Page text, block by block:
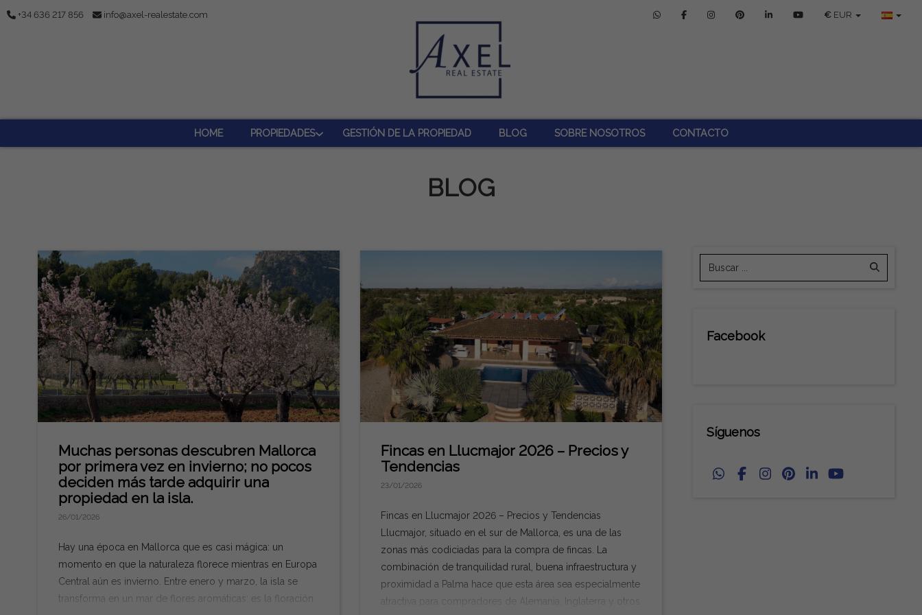
+34 636 217 856 info@axel-realestate.com € EUR
HOME PROPIEDADES GESTIÓN DE LA PROPIEDAD BLOG SOBRE NOSOTROS CONTACTO
BLOG
Muchas personas descubren Mallorca
por primera vez en invierno; no pocos
deciden más tarde adquirir una
propiedad en la isla.
26/01/2026
Hay una época en Mallorca que es casi mágica: un
momento en que la naturaleza florece mientras en Europa
Central aún es invierno. Entre enero y marzo, la isla se
transforma en un mar de flores aromáticas: es la floración
Fincas en Llucmajor 2026 – Precios y
Tendencias
23/01/2026
Fincas en Llucmajor 2026 – Precios y Tendencias
Llucmajor, situado en el sur de Mallorca, es una de las
zonas más codiciadas para la compra de fincas. La
combinación de tranquilidad rural, buena infraestructura y
proximidad a Palma hace que esta área sea especialmente
atractiva para compradores de Alemania, Inglaterra y otros
Facebook
Síguenos